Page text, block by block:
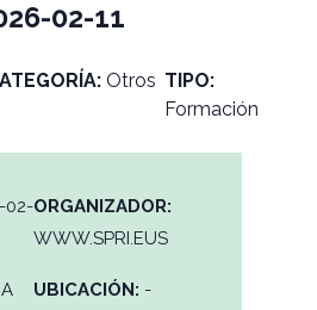
02-11
Otros TIPO:
Formación
02-ORGANIZADOR:
WWW.SPRI.EUS
UBICACIÓN: -